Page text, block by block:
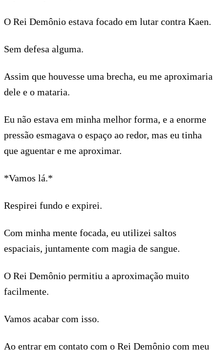
O Rei Demônio estava focado em lutar contra Kaen.
Sem defesa alguma.
Assim que houvesse uma brecha, eu me aproximaria
dele e o mataria.
Eu não estava em minha melhor forma, e a enorme
pressão esmagava o espaço ao redor, mas eu tinha
que aguentar e me aproximar.
*Vamos lá.*
Respirei fundo e expirei.
Com minha mente focada, eu utilizei saltos
espaciais, juntamente com magia de sangue.
O Rei Demônio permitiu a aproximação muito
facilmente.
Vamos acabar com isso.
Ao entrar em contato com o Rei Demônio com meu